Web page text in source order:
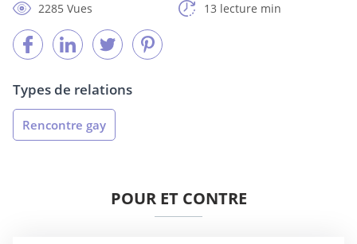
2285 Vues
13 lecture min
Types de relations
Rencontre gay
POUR ET CONTRE